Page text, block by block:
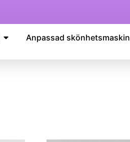
Anpassad skönhetsmaskin